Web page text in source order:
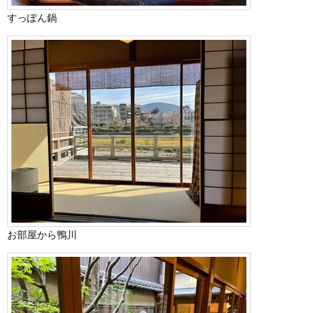
すっぽん鍋
お部屋から鴨川